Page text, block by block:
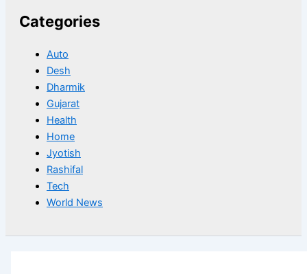
Categories
Auto
Desh
Dharmik
Gujarat
Health
Home
Jyotish
Rashifal
Tech
World News